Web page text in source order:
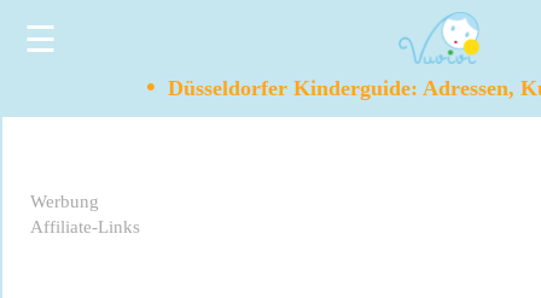
☰
• Düsseldorfer Kinderguide: Adressen,
Werbung
Affiliate-Links